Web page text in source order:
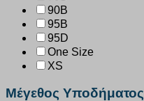
90B
95B
95D
One Size
XS
Μέγεθος Υποδήματος